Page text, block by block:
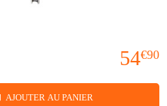
54€90
AJOUTER AU PANIER